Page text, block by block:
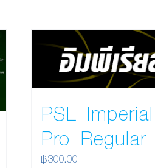
PSL Imperial
Pro Regular
฿300.00